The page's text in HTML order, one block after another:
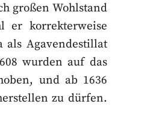
großen Wohlstand
er korrekterweise
als Agavendestillat
wurden auf das
und ab 1636
zu dürfen.